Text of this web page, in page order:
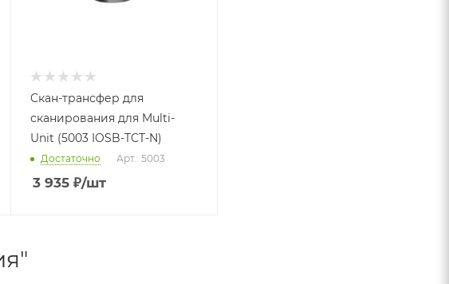
Cкан-трансфер для
сканирования для Multi-
Unit (5003 IOSB-TCT-N)
Достаточно Арт.: 5003
3 935₽/шт